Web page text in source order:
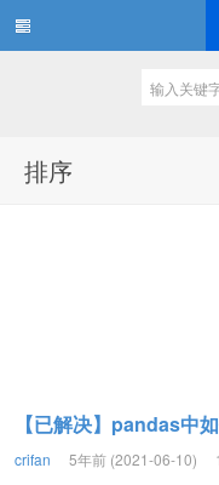
排序
【已解决】pandas中
crifan 5年前 (2021-06-10)